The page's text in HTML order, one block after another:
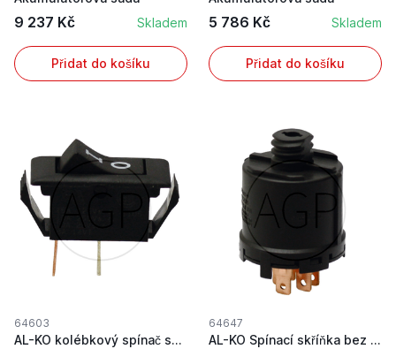
9 237 Kč Skladem
Přidat do košíku
5 786 Kč Skladem
Přidat do košíku
64603
AL-KO kolébkový spínač světel
64647
AL-KO Spínací skříňka bez klíče